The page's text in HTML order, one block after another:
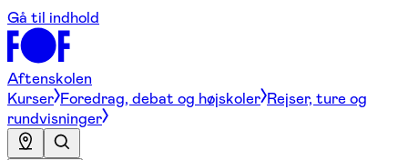
Gå til indhold
Aftenskolen
Kurser Foredrag, debat og højskoler Rejser, ture og
rundvisninger